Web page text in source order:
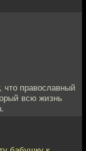
что православный
всю жизнь